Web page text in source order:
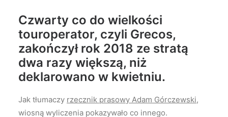
Czwarty co do wielkości
touroperator, czyli Grecos,
zakończył rok 2018 ze stratą
dwa razy większą, niż
deklarowano w kwietniu.
Jak tłumaczy rzecznik prasowy Adam Górczewski,
wiosną wyliczenia pokazywało co innego.